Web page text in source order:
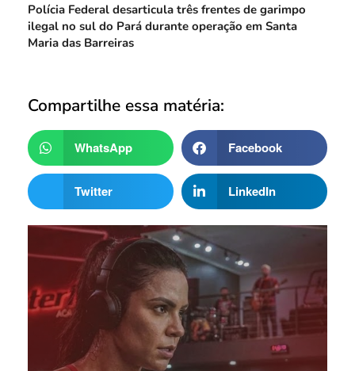
Polícia Federal desarticula três frentes de garimpo
ilegal no sul do Pará durante operação em Santa
Maria das Barreiras
Compartilhe essa matéria:
WhatsApp Facebook
Twitter LinkedIn